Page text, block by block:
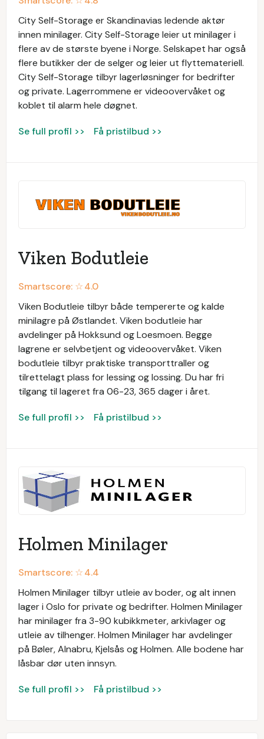
City Self-Storage er Skandinavias ledende aktør
innen minilager. City Self-Storage leier ut minilager i
flere av de største byene i Norge. Selskapet har også
flere butikker der de selger og leier ut flyttemateriell.
City Self-Storage tilbyr lagerløsninger for bedrifter
og private. Lagerrommene er videoovervåket og
koblet til alarm hele døgnet.
Se full profil >> Få pristilbud >>
Viken Bodutleie
Smartscore: ☆4.0
Viken Bodutleie tilbyr både tempererte og kalde
minilagre på Østlandet. Viken bodutleie har
avdelinger på Hokksund og Loesmoen. Begge
lagrene er selvbetjent og videoovervåket. Viken
bodutleie tilbyr praktiske transporttraller og
tilrettelagt plass for lessing og lossing. Du har fri
tilgang til lageret fra 06-23, 365 dager i året.
Se full profil >> Få pristilbud >>
Holmen Minilager
Smartscore: ☆4.4
Holmen Minilager tilbyr utleie av boder, og alt innen
lager i Oslo for private og bedrifter. Holmen Minilager
har minilager fra 3-90 kubikkmeter, arkivlager og
utleie av tilhenger. Holmen Minilager har avdelinger
på Bøler, Alnabru, Kjelsås og Holmen. Alle bodene har
låsbar dør uten innsyn.
Se full profil >> Få pristilbud >>